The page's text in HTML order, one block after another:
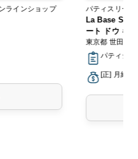
エ・オンラインショップ
パティスリー・スイー
ー
La Base
ート ドウ ギ
東京都 世田谷区
パティシエ
[正] 月給